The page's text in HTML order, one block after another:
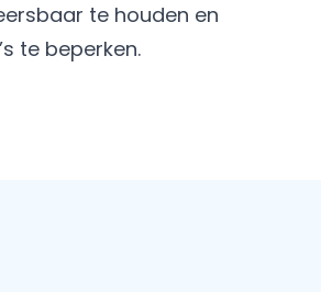
te houden en
te beperken.